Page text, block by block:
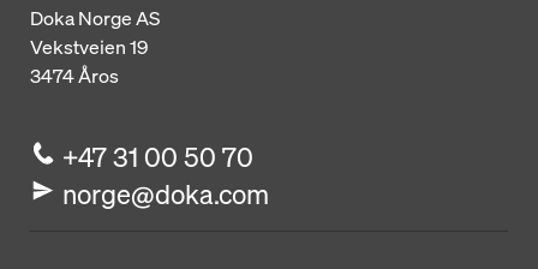
Doka Norge AS
Vekstveien 19
3474Åros
+47 31 00 50 70
norge@doka.com